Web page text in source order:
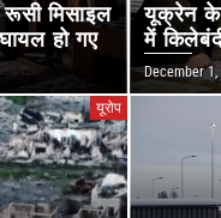
मिसाइल
हो गए
यूरोप
यूक्रेन के
में
December 1,